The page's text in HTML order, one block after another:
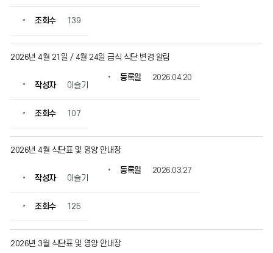
할
습
니
조회수 139
2026년 4월 21일 / 4월 24일 급식 식단 변경 알림
작성자 이슬기
등록일 2026.04.20
조회수 107
2026년 4월 식단표 및 영양 안내장
작성자 이슬기
등록일 2026.03.27
조회수 125
2026년 3월 식단표 및 영양 안내장